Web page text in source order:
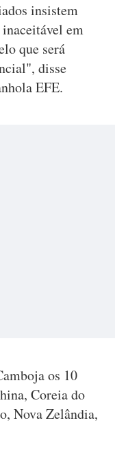
insistem
em
que será
disse
EFE.
os 10
Coreia do
Nova Zelândia,